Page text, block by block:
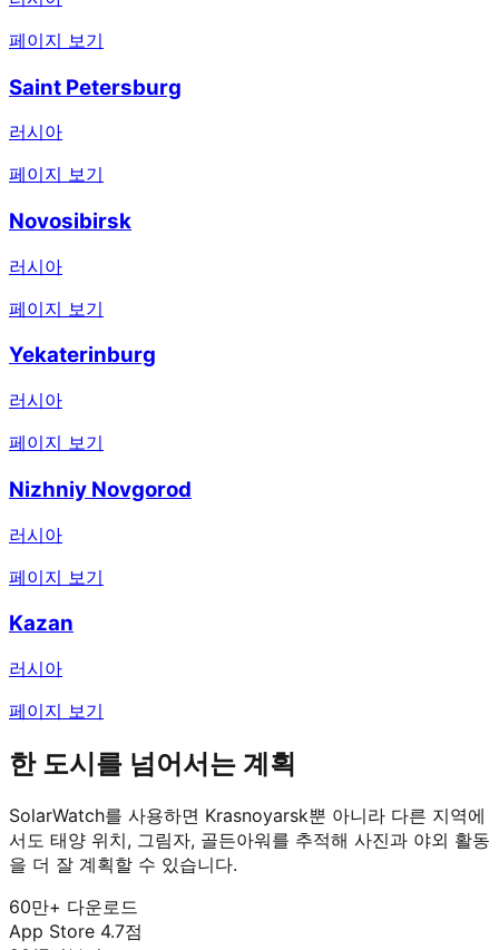
페이지 보기
Saint Petersburg
러시아
페이지 보기
Novosibirsk
러시아
페이지 보기
Yekaterinburg
러시아
페이지 보기
Nizhniy Novgorod
러시아
페이지 보기
Kazan
러시아
페이지 보기
한 도시를 넘어서는 계획
SolarWatch를 사용하면 Krasnoyarsk뿐 아니라 다른 지역에
서도 태양 위치, 그림자, 골든아워를 추적해 사진과 야외 활동
을 더 잘 계획할 수 있습니다.
60만+ 다운로드
App Store 4.7점